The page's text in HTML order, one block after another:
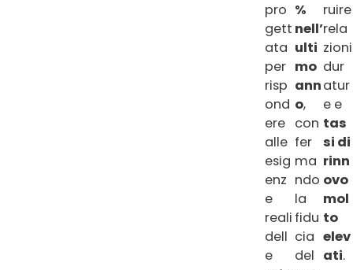
pro
gett
ata
per
risp
ond
ere
alle
esig
enz
e
reali
dell
e
%
nell’
ulti
mo
ann
o,
con
fer
ma
ndo
la
fidu
cia
del
ruire
rela
zioni
dur
atur
e e
tas
si di
rinn
ovo
mol
to
elev
ati.